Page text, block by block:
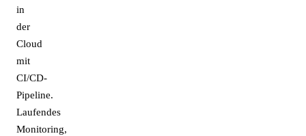
in
der
Cloud
mit
CI/CD-
Pipeline.
Laufendes
Monitoring,